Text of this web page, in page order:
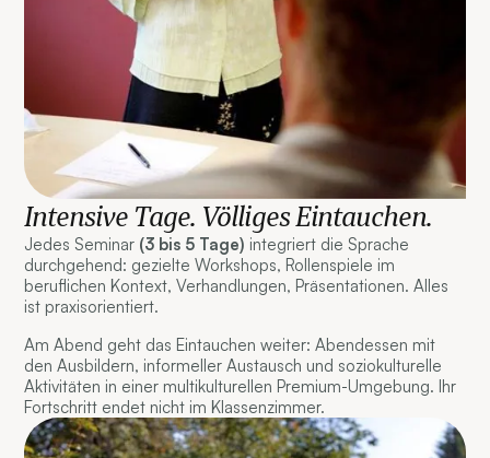
Intensive Tage. Völliges Eintauchen.
Jedes Seminar (3 bis 5 Tage) integriert die Sprache
durchgehend: gezielte Workshops, Rollenspiele im
beruflichen Kontext, Verhandlungen, Präsentationen. Alles
ist praxisorientiert.
Am Abend geht das Eintauchen weiter: Abendessen mit
den Ausbildern, informeller Austausch und soziokulturelle
Aktivitäten in einer multikulturellen Premium-Umgebung. Ihr
Fortschritt endet nicht im Klassenzimmer.